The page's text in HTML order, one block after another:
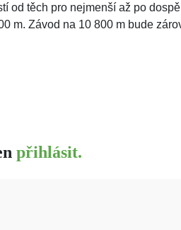
od těch pro nejmenší až po
m. Závod na 10 800 m bude
přihlásit.